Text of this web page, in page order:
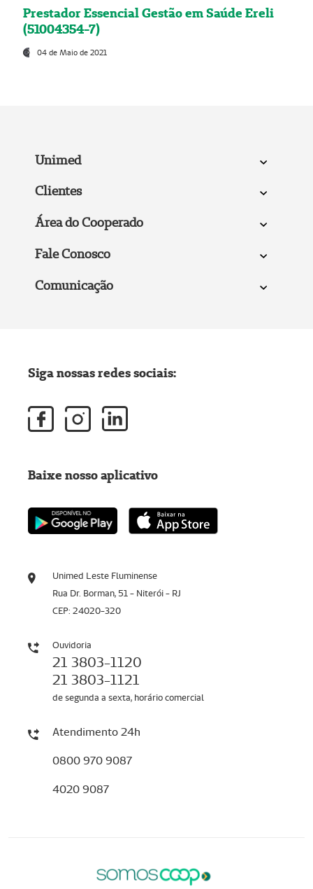
Prestador Essencial Gestão em Saúde Ereli
(51004354-7)
04 de Maio de 2021
Unimed
Clientes
Área do Cooperado
Fale Conosco
Comunicação
Unimed Leste Fluminense
Rua Dr. Borman, 51 - Niterói - RJ
CEP: 24020-320
Ouvidoria
21 3803-1120
21 3803-1121
de segunda a sexta, horário comercial
Atendimento 24h
0800 970 9087
4020 9087
Siga nossas redes sociais:
Baixe nosso aplicativo